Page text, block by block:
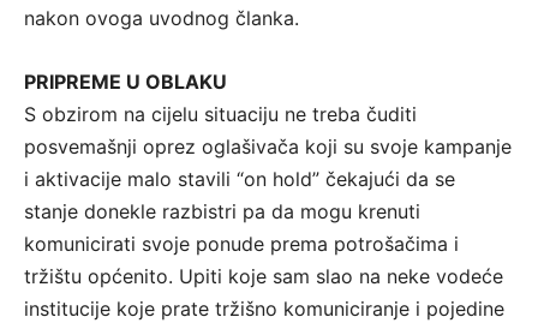
nakon ovoga uvodnog članka.
PRIPREME U OBLAKU
S obzirom na cijelu situaciju ne treba čuditi
posvemašnji oprez oglašivača koji su svoje kampanje
i aktivacije malo stavili “on hold” čekajući da se
stanje donekle razbistri pa da mogu krenuti
komunicirati svoje ponude prema potrošačima i
tržištu općenito. Upiti koje sam slao na neke vodeće
institucije koje prate tržišno komuniciranje i pojedine